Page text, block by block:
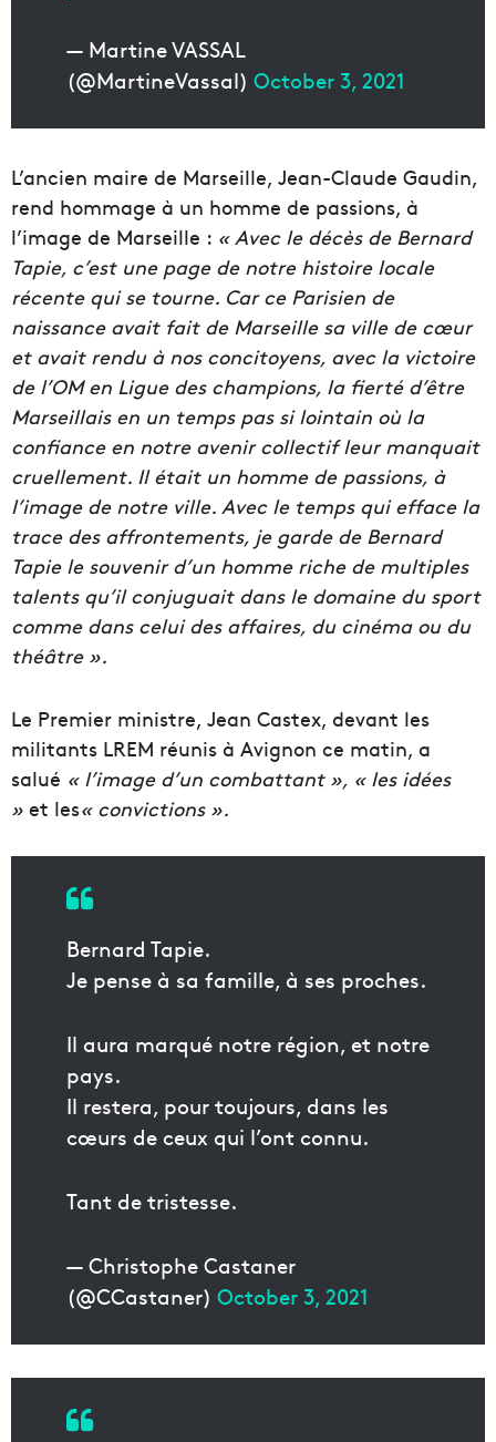
— Martine VASSAL
(@MartineVassal) October 3, 2021
L’ancien maire de Marseille, Jean-Claude Gaudin,
rend hommage à un homme de passions, à
l’image de Marseille : « Avec le décès de Bernard
Tapie, c’est une page de notre histoire locale
récente qui se tourne. Car ce Parisien de
naissance avait fait de Marseille sa ville de cœur
et avait rendu à nos concitoyens, avec la victoire
de l’OM en Ligue des champions, la fierté d’être
Marseillais en un temps pas si lointain où la
confiance en notre avenir collectif leur manquait
cruellement. Il était un homme de passions, à
l’image de notre ville. Avec le temps qui efface la
trace des affrontements, je garde de Bernard
Tapie le souvenir d’un homme riche de multiples
talents qu’il conjuguait dans le domaine du sport
comme dans celui des affaires, du cinéma ou du
théâtre ».
Le Premier ministre, Jean Castex, devant les
militants LREM réunis à Avignon ce matin, a
salué « l’image d’un combattant », « les idées
» et les« convictions ».
Bernard Tapie.
Je pense à sa famille, à ses proches.
Il aura marqué notre région, et notre
pays.
Il restera, pour toujours, dans les
cœurs de ceux qui l’ont connu.
Tant de tristesse.
— Christophe Castaner
(@CCastaner) October 3, 2021